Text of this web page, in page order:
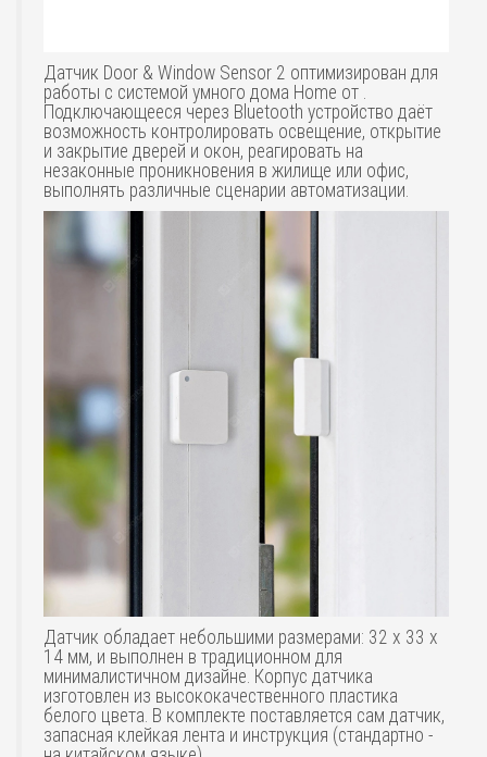
Датчик Door & Window Sensor 2 оптимизирован для
работы с системой умного дома Home от .
Подключающееся через Bluetooth устройство даёт
возможность контролировать освещение, открытие
и закрытие дверей и окон, реагировать на
незаконные проникновения в жилище или офис,
выполнять различные сценарии автоматизации.
Датчик обладает небольшими размерами: 32 x 33 x
14 мм, и выполнен в традиционном для
минималистичном дизайне. Корпус датчика
изготовлен из высококачественного пластика
белого цвета. В комплекте поставляется сам датчик,
запасная клейкая лента и инструкция (стандартно -